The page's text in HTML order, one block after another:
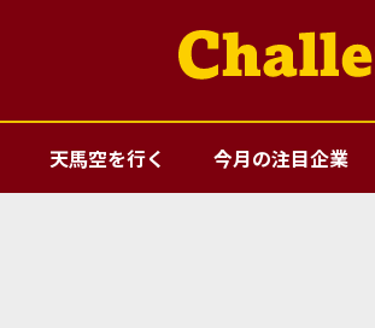
天馬空を行く 今月の注目企業